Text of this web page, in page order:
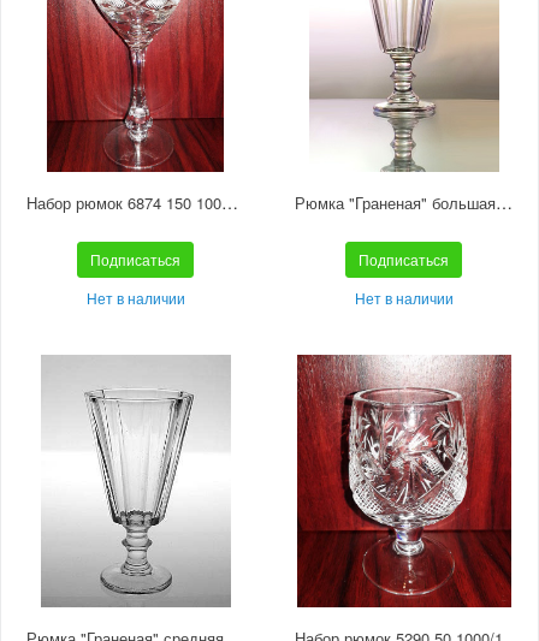
Набор рюмок 6874 150 1000/1 отводка золотом
Подписаться
Нет в наличии
Рюмка "Граненая" большая С568
Подписаться
Нет в наличии